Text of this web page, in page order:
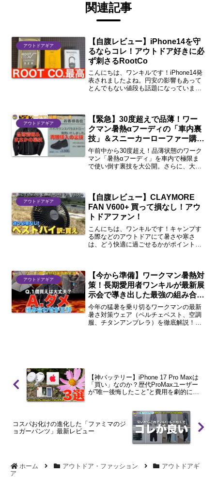
関連記事
アウトドアギア
【自腹レビュー】iPhone14を守
るならコレ！アウトドア好きに必
ず刺さるRootCo
こんにちは、ワンキルです！iPhone14発
表されましたよね。円安の影響もあって
とんでもない値段も話題になっていま
付いた...
アウトドアギア
【緊急】30度超えで品薄！ワー
クマン暑熱αフーディの「車内裏
技」＆スニーカーローファー購入
の罠を回避する方法
午前中から30度超え！品薄状態のワーク
マン「暑熱αフーディ」を車内で極限ま
で使い倒す裏技を大公開。さらに、大注
必見です！
アウトドアギア
【自腹レビュー】CLAYMORE
FAN V600+ 買って損なし！アウ
トドアファン！
こんにちは、ワンキルです！キャンプす
る際などのアウトドアにて暑さや寒さ
は、どう快適に過ごせるかがポイントに
「CLAYMORE FAN...
アウトドアギア
【今から準備】ワークマン暑熱対
策！長期愛用者ワンキルが最新展
示会で導き出した最強の組み合わ
せ
今年の猛暑を乗り切るワークマンの最新
暑さ対策ウェア（ペルチェベスト、空調
服、チタンアンブレラ）を徹底解説！単
【神バッテリー】iPhone 17 Pro Maxは
「買い」なのか？歴代ProMaxユーザー
が”唯一後悔したこと”と費用を劇的に抑
コスパお化けの進化した「ファミマのジ
ョガーパンツ」最新レビュー
ホーム アウトドア・ファッション
アウトドアギ
ア